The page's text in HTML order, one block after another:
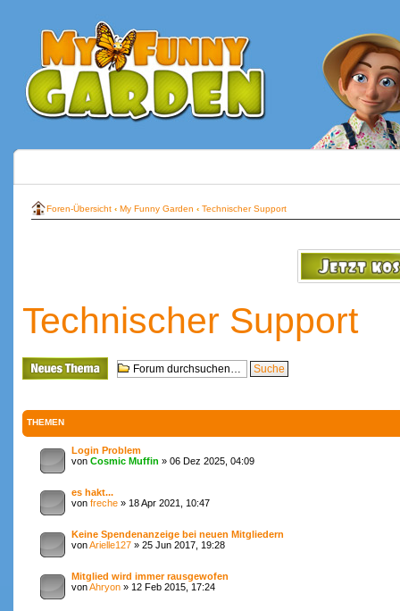
Foren-Übersicht ‹ My Funny Garden ‹ Technischer Support
Technischer Support
Neues Thema
erstellen
THEMEN
Login Problem
von Cosmic Muffin » 06 Dez 2025, 04:09
es hakt...
von freche » 18 Apr 2021, 10:47
Keine Spendenanzeige bei neuen Mitgliedern
vonArielle127 » 25 Jun 2017, 19:28
Mitglied wird immer rausgewofen
vonAhryon » 12 Feb 2015, 17:24